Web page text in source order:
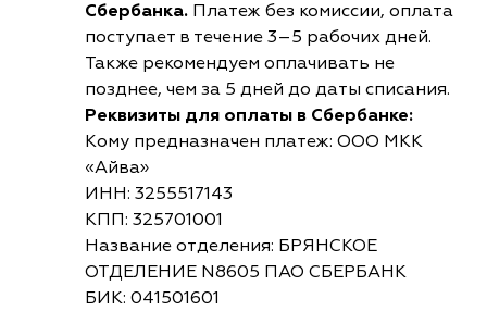
Сбербанка. Платеж без комиссии, оплата
поступает в течение 3–5 рабочих дней.
Также рекомендуем оплачивать не
позднее, чем за 5 дней до даты списания.
Реквизиты для оплаты в Сбербанке:
Кому предназначен платеж: ООО МКК
«Айва»
ИНН: 3255517143
КПП: 325701001
Название отделения: БРЯНСКОЕ
ОТДЕЛЕНИЕ N8605 ПАО СБЕРБАНК
БИК: 041501601